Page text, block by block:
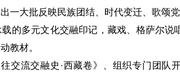
一大批反映民族团结、时代变迁、歌颂
的多元文化交融印记，藏戏、格萨尔
教材。
交流交融史·西藏卷》、组织专门团队